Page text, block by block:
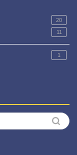
20
11
1